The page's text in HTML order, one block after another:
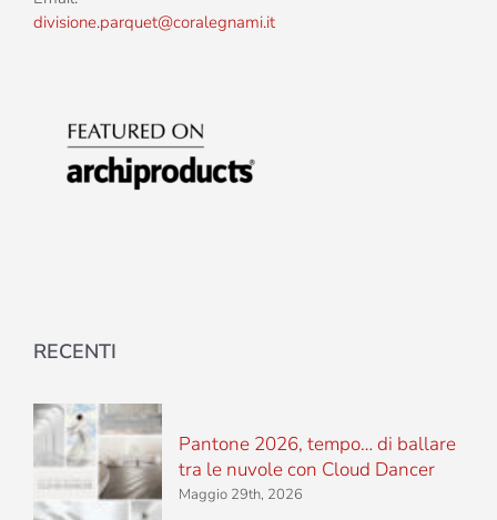
divisione.parquet@coralegnami.it
RECENTI
Pantone 2026, tempo… di ballare
tra le nuvole con Cloud Dancer
Maggio 29th, 2026